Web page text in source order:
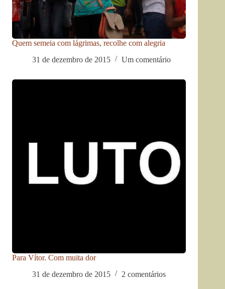
Quem semeia com lágrimas, recolhe com alegria
31 de dezembro de 2015
Um comentário
Para Vítor. Com muita dor
31 de dezembro de 2015
2 comentários